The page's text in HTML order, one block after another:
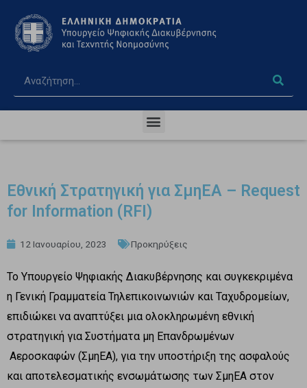
Εθνική Στρατηγική για ΣμηΕΑ – Request
for Information (RFI)
12 Ιανουαρίου, 2023 Προκηρύξεις
Το Υπουργείο Ψηφιακής Διακυβέρνησης και συγκεκριμένα
η Γενική Γραμματεία Τηλεπικοινωνιών και Ταχυδρομείων,
επιδιώκει να αναπτύξει μια ολοκληρωμένη εθνική
στρατηγική για Συστήματα μη Επανδρωμένων
Αεροσκαφών (ΣμηΕΑ), για την υποστήριξη της ασφαλούς
και αποτελεσματικής ενσωμάτωσης των ΣμηΕΑ στον